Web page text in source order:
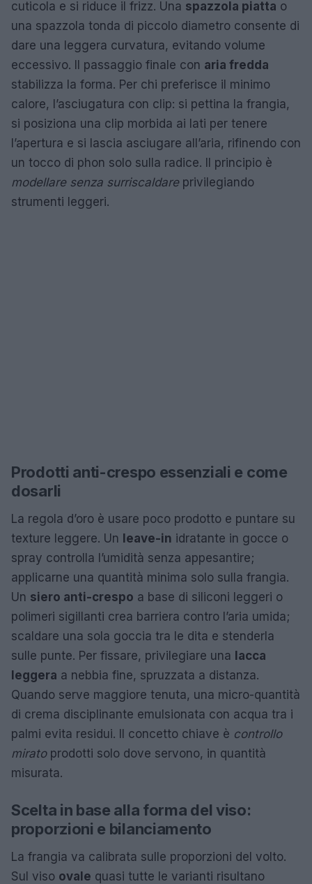
cuticola e si riduce il frizz. Una spazzola piatta o
una spazzola tonda di piccolo diametro consente di
dare una leggera curvatura, evitando volume
eccessivo. Il passaggio finale con aria fredda
stabilizza la forma. Per chi preferisce il minimo
calore, l’asciugatura con clip: si pettina la frangia,
si posiziona una clip morbida ai lati per tenere
l’apertura e si lascia asciugare all’aria, rifinendo con
un tocco di phon solo sulla radice. Il principio è
modellare senza surriscaldareprivilegiando
strumenti leggeri.
Prodotti anti-crespo essenziali e come
dosarli
La regola d’oro è usare poco prodotto e puntare su
texture leggere. Un leave-in idratante in gocce o
spray controlla l’umidità senza appesantire;
applicarne una quantità minima solo sulla frangia.
Un siero anti-crespo a base di siliconi leggeri o
polimeri sigillanti crea barriera contro l’aria umida;
scaldare una sola goccia tra le dita e stenderla
sulle punte. Per fissare, privilegiare una lacca
leggera a nebbia fine, spruzzata a distanza.
Quando serve maggiore tenuta, una micro-quantità
di crema disciplinante emulsionata con acqua tra i
palmi evita residui. Il concetto chiave è controllo
miratoprodotti solo dove servono, in quantità
misurata.
Scelta in base alla forma del viso:
proporzioni e bilanciamento
La frangia va calibrata sulle proporzioni del volto.
Sul viso ovale quasi tutte le varianti risultano